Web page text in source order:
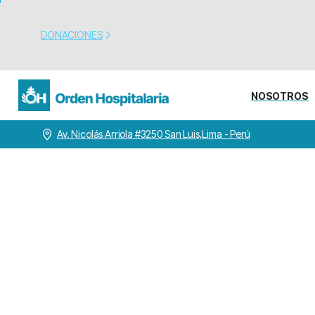
DONACIONES
NOSOTROS
Av. Nicolás Arriola #3250 San Luis,Lima - Perú